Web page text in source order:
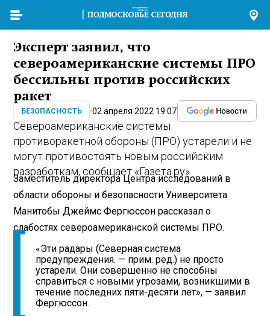
Эксперт заявил, что
североамериканские системы ПРО
бессильны против российских
ракет
БЕЗОПАСНОСТЬ 02 апреля 2022 19:07
Североамериканские системы
противоракетной обороны (ПРО) устарели и не
могут противостоять новым российским
разработкам, сообщает «Газета.ру».
Заместитель директора Центра исследований в
области обороны и безопасности Университета
Манитобы Джеймс Фергюссон рассказал о
слабостях североамериканской системы ПРО.
«Эти радары (Северная система
предупреждения. — прим. ред.) не просто
устарели. Они совершенно не способны
справиться с новыми угрозами, возникшими в
течение последних пяти-десяти лет», — заявил
Фергюссон.